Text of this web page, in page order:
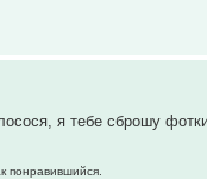
я тебе сброшу
понравившийся.